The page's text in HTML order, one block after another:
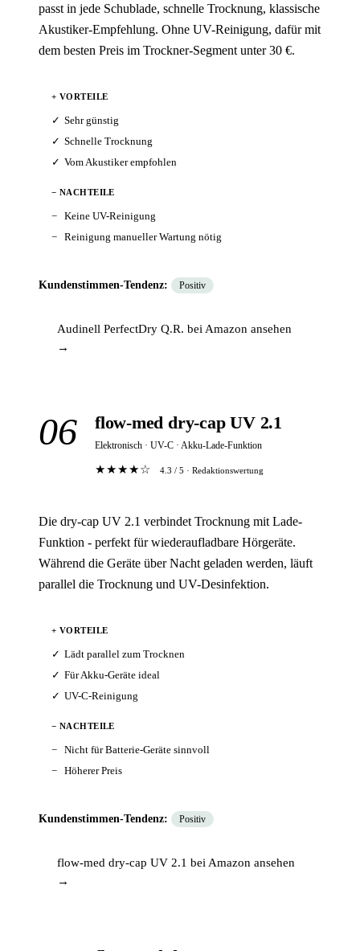
passt in jede Schublade, schnelle Trocknung, klassische
Akustiker-Empfehlung. Ohne UV-Reinigung, dafür mit
dem besten Preis im Trockner-Segment unter 30 €.
+ VORTEILE
Sehr günstig
Schnelle Trocknung
Vom Akustiker empfohlen
− NACHTEILE
Keine UV-Reinigung
Reinigung manueller Wartung nötig
Kundenstimmen-Tendenz: Positiv
Audinell PerfectDry Q.R. bei Amazon ansehen
→
06 flow-med dry-cap UV 2.1
Elektronisch · UV-C · Akku-Lade-Funktion
★★★★☆ 4.3 / 5 · Redaktionswertung
Die dry-cap UV 2.1 verbindet Trocknung mit Lade-
Funktion - perfekt für wiederaufladbare Hörgeräte.
Während die Geräte über Nacht geladen werden, läuft
parallel die Trocknung und UV-Desinfektion.
+ VORTEILE
Lädt parallel zum Trocknen
Für Akku-Geräte ideal
UV-C-Reinigung
− NACHTEILE
Nicht für Batterie-Geräte sinnvoll
Höherer Preis
Kundenstimmen-Tendenz: Positiv
flow-med dry-cap UV 2.1 bei Amazon ansehen
→